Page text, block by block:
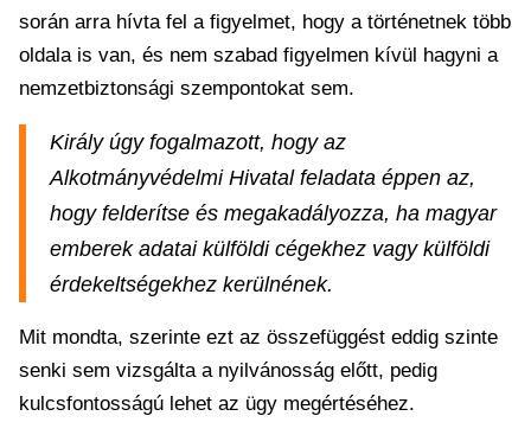
során arra hívta fel a figyelmet, hogy a történetnek több
oldala is van, és nem szabad figyelmen kívül hagyni a
nemzetbiztonsági szempontokat sem.
Király úgy fogalmazott, hogy az
Alkotmányvédelmi Hivatal feladata éppen az,
hogy felderítse és megakadályozza, ha magyar
emberek adatai külföldi cégekhez vagy külföldi
érdekeltségekhez kerülnének.
Mit mondta, szerinte ezt az összefüggést eddig szinte
senki sem vizsgálta a nyilvánosság előtt, pedig
kulcsfontosságú lehet az ügy megértéséhez.